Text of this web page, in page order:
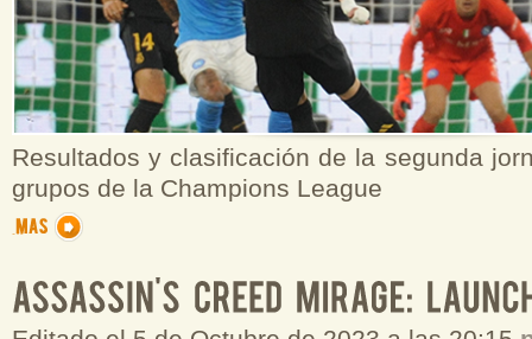
Resultados y clasificación de la segunda
grupos de la Champions League